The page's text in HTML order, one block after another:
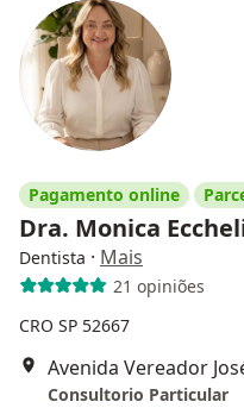
Pagamento online
Dra. Monica
Dentista · Mais
21 opiniões
CRO SP 52667
Avenida Vereador
Consultorio Particular